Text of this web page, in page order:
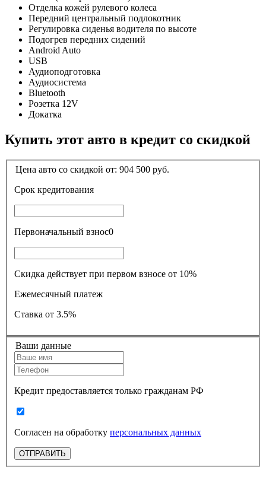
Отделка кожей рулевого колеса
Передний центральный подлокотник
Регулировка сиденья водителя по высоте
Подогрев передних сидений
Android Auto
USB
Аудиоподготовка
Аудиосистема
Bluetooth
Розетка 12V
Докатка
Купить этот авто в кредит со скидкой
Цена авто со скидкой от: 904 500 руб.
Срок кредитования
Первоначальный взнос0
Скидка действует при первом взносе от 10%
Ежемесячный платеж
Ставка от 3.5%
Ваши данные
Кредит предоставляется только гражданам РФ
Согласен на обработку персональных данных
ОТПРАВИТЬ